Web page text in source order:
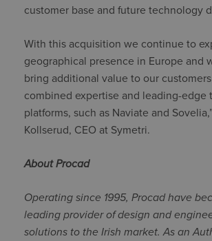
customer base and future technology
With this acquisition we continue to
geographical presence in Europe and
bring additional value to our
combined expertise and leading-edge
platforms, such as Naviate and
Kollserud, CEO at Symetri.
About Procad
Operating since 1995, Procad have
leading provider of design and
solutions to the Irish market. As an